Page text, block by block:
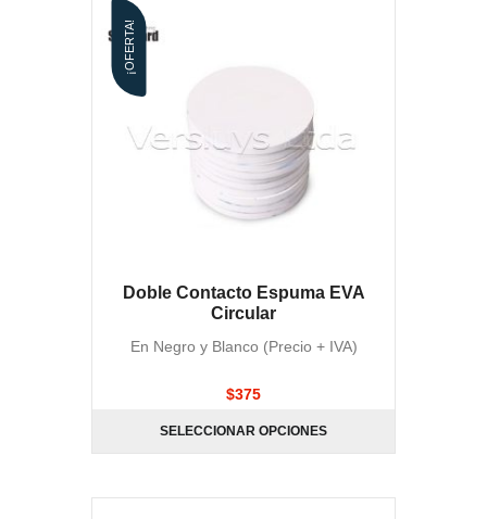
¡OFERTA!
Doble Contacto Espuma EVA
Circular
En Negro y Blanco (Precio + IVA)
$375
SELECCIONAR OPCIONES